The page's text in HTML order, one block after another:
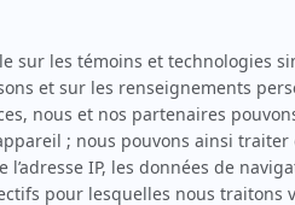
important sur ses
entrepris une « démarche
a « fait la paix ».
entre Alex Nevsky et